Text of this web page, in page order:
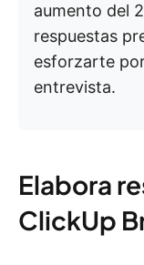
aumento del
respuestas
esforzarte
entrevista.
Elabora
ClickUp